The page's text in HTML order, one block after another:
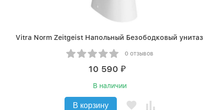
Vitra Norm Zeitgeist Напольный Безободковый унитаз
0 отзывов
10 590 ₽
В наличии
В корзину